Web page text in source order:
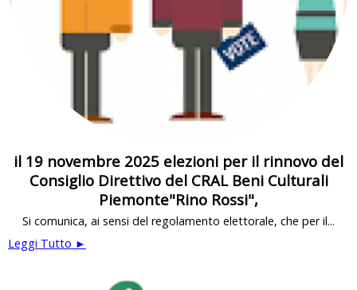
il 19 novembre 2025 elezioni per il rinnovo del
Consiglio Direttivo del CRAL Beni Culturali
Piemonte"Rino Rossi",
Si comunica, ai sensi del regolamento elettorale, che per il...
Leggi Tutto ►